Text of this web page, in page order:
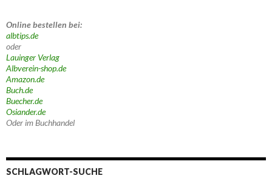
Online bestellen bei:
albtips.de
oder
Lauinger Verlag
Albverein-shop.de
Amazon.de
Buch.de
Buecher.de
Osiander.de
Oder im Buchhandel
SCHLAGWORT-SUCHE